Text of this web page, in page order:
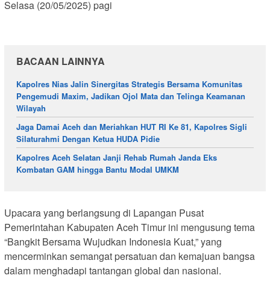
Selasa (20/05/2025) pagi
BACAAN LAINNYA
Kapolres Nias Jalin Sinergitas Strategis Bersama Komunitas
Pengemudi Maxim, Jadikan Ojol Mata dan Telinga Keamanan
Wilayah
Jaga Damai Aceh dan Meriahkan HUT RI Ke 81, Kapolres Sigli
Silaturahmi Dengan Ketua HUDA Pidie
Kapolres Aceh Selatan Janji Rehab Rumah Janda Eks
Kombatan GAM hingga Bantu Modal UMKM
Upacara yang berlangsung di Lapangan Pusat
Pemerintahan Kabupaten Aceh Timur ini mengusung tema
“Bangkit Bersama Wujudkan Indonesia Kuat,” yang
mencerminkan semangat persatuan dan kemajuan bangsa
dalam menghadapi tantangan global dan nasional.